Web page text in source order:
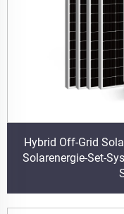
Hybrid Off-Grid
Solarenergie-Set-